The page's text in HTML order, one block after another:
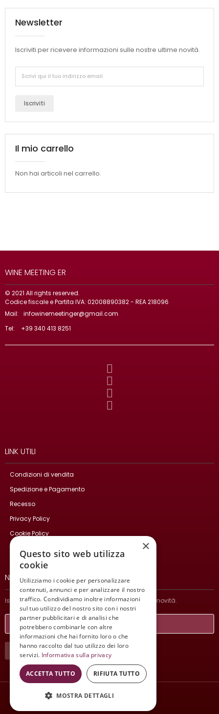
Newsletter
Iscriviti per ricevere informazioni sulle nostre ultime novità.
Iscriviti
Il mio carrello
Non hai articoli nel carrello.
WINE MEETING ER
© 2021 All rights reserved.
Codice fiscale e Partita IVA: 02008890382 - REA 218096
Mail:
infowinemeetinger@gmail.com
Tel:
+39 340 413 8251
LINK UTILI
Condizioni di vendita
Spedizione e Pagamento
Recesso
Privacy Policy
Cookie Policy
Contatti
NEWSLETTER
Iscriviti per ricevere informazioni sulle nostre ultime novità.
ISCRIVITI
Wine Meeting ER
×
Questo sito web utilizza
cookie
Utilizziamo i cookie per personalizzare
contenuti, annunci e per analizzare il nostro
traffico. Condividiamo inoltre informazioni
sul tuo utilizzo del nostro sito con i nostri
partner pubblicitari e di analisi che
potrebbero combinarle con altre
informazioni che hai fornito loro o che
hanno raccolto dal tuo utilizzo dei loro
servizi. Informativa sulla privacy
ACCETTA TUTTO RIFIUTA TUTTO
MOSTRA DETTAGLI